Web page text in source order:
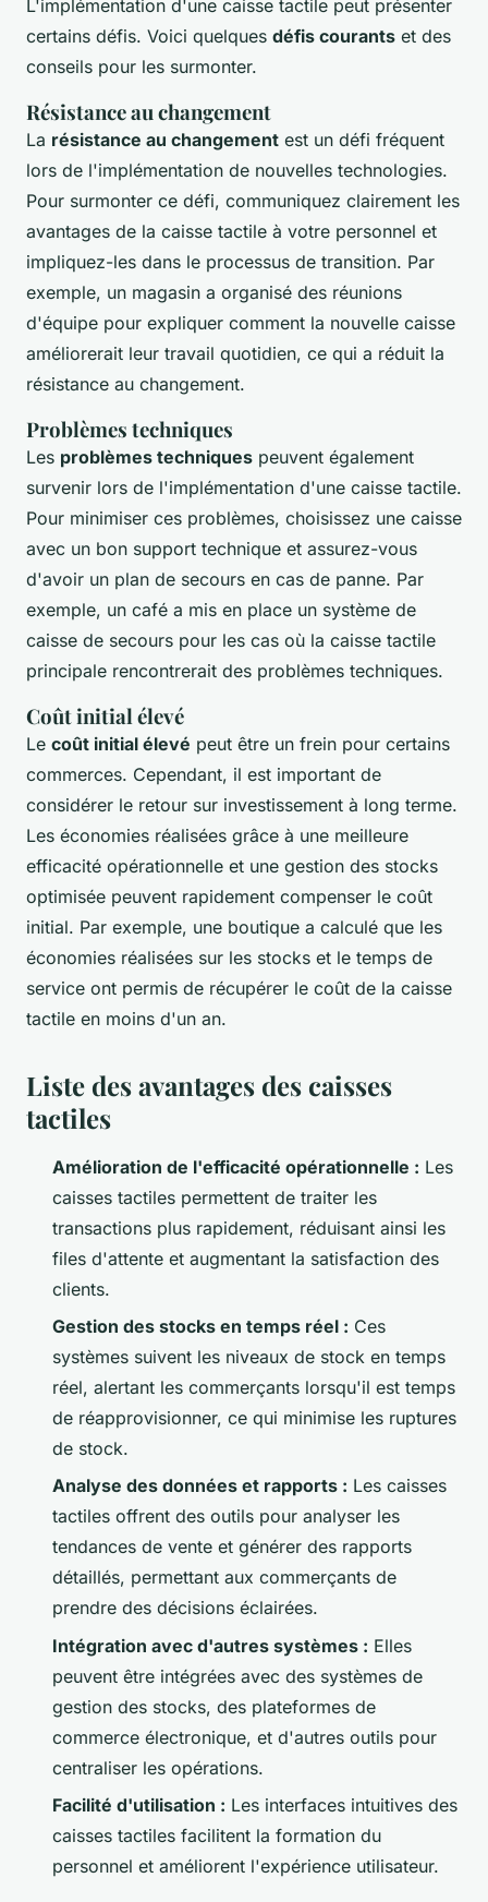
L'implémentation d'une caisse tactile peut présenter
certains défis. Voici quelques défis courants et des
conseils pour les surmonter.
Résistance au changement
La résistance au changement est un défi fréquent
lors de l'implémentation de nouvelles technologies.
Pour surmonter ce défi, communiquez clairement les
avantages de la caisse tactile à votre personnel et
impliquez-les dans le processus de transition. Par
exemple, un magasin a organisé des réunions
d'équipe pour expliquer comment la nouvelle caisse
améliorerait leur travail quotidien, ce qui a réduit la
résistance au changement.
Problèmes techniques
Les problèmes techniques peuvent également
survenir lors de l'implémentation d'une caisse tactile.
Pour minimiser ces problèmes, choisissez une caisse
avec un bon support technique et assurez-vous
d'avoir un plan de secours en cas de panne. Par
exemple, un café a mis en place un système de
caisse de secours pour les cas où la caisse tactile
principale rencontrerait des problèmes techniques.
Coût initial élevé
Le coût initial élevé peut être un frein pour certains
commerces. Cependant, il est important de
considérer le retour sur investissement à long terme.
Les économies réalisées grâce à une meilleure
efficacité opérationnelle et une gestion des stocks
optimisée peuvent rapidement compenser le coût
initial. Par exemple, une boutique a calculé que les
économies réalisées sur les stocks et le temps de
service ont permis de récupérer le coût de la caisse
tactile en moins d'un an.
Liste des avantages des caisses
tactiles
Amélioration de l'efficacité opérationnelle : Les
caisses tactiles permettent de traiter les
transactions plus rapidement, réduisant ainsi les
files d'attente et augmentant la satisfaction des
clients.
Gestion des stocks en temps réel : Ces
systèmes suivent les niveaux de stock en temps
réel, alertant les commerçants lorsqu'il est temps
de réapprovisionner, ce qui minimise les ruptures
de stock.
Analyse des données et rapports : Les caisses
tactiles offrent des outils pour analyser les
tendances de vente et générer des rapports
détaillés, permettant aux commerçants de
prendre des décisions éclairées.
Intégration avec d'autres systèmes : Elles
peuvent être intégrées avec des systèmes de
gestion des stocks, des plateformes de
commerce électronique, et d'autres outils pour
centraliser les opérations.
Facilité d'utilisation : Les interfaces intuitives des
caisses tactiles facilitent la formation du
personnel et améliorent l'expérience utilisateur.